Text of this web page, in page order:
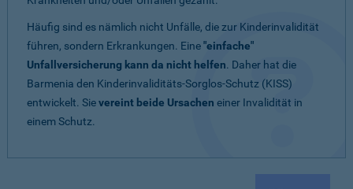
Häufig sind es nämlich nicht Unfälle, die zur Kinderinvalidität
führen, sondern Erkrankungen. Eine"einfache"
Unfallversicherung kann da nicht helfen. Daher hat die
Barmenia den Kinderinvaliditäts-Sorglos-Schutz (KISS)
entwickelt. Sievereint beide Ursachen einer Invalidität in
einem Schutz.